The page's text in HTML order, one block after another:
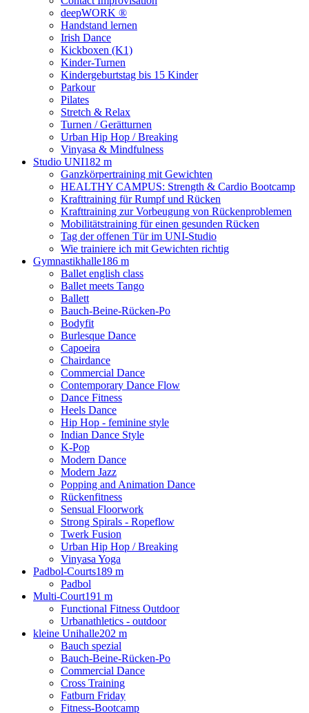
deepWORK ®
Handstand lernen
Irish Dance
Kickboxen (K1)
Kinder-Turnen
Kindergeburtstag bis 15 Kinder
Parkour
Pilates
Stretch & Relax
Turnen / Gerätturnen
Urban Hip Hop / Breaking
Vinyasa & Mindfulness
Studio UNI182 m
Ganzkörpertraining mit Gewichten
HEALTHY CAMPUS: Strength & Cardio Bootcamp
Krafttraining für Rumpf und Rücken
Krafttraining zur Vorbeugung von Rückenproblemen
Mobilitätstraining für einen gesunden Rücken
Tag der offenen Tür im UNI-Studio
Wie trainiere ich mit Gewichten richtig
Gymnastikhalle186 m
Ballet english class
Ballet meets Tango
Ballett
Bauch-Beine-Rücken-Po
Bodyfit
Burlesque Dance
Capoeira
Chairdance
Commercial Dance
Contemporary Dance Flow
Dance Fitness
Heels Dance
Hip Hop - feminine style
Indian Dance Style
K-Pop
Modern Dance
Modern Jazz
Popping and Animation Dance
Rückenfitness
Sensual Floorwork
Strong Spirals - Ropeflow
Twerk Fusion
Urban Hip Hop / Breaking
Vinyasa Yoga
Padbol-Courts189 m
Padbol
Multi-Court191 m
Functional Fitness Outdoor
Urbanathletics - outdoor
kleine Unihalle202 m
Bauch spezial
Bauch-Beine-Rücken-Po
Commercial Dance
Cross Training
Fatburn Friday
Fitness-Bootcamp